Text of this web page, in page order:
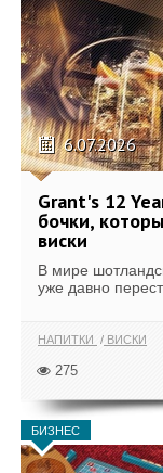
6.07.2026
Grant's 12
бочки,
виски
В мире
уже давно
НАПИТКИ ВИСКИ
275
БИЗНЕС